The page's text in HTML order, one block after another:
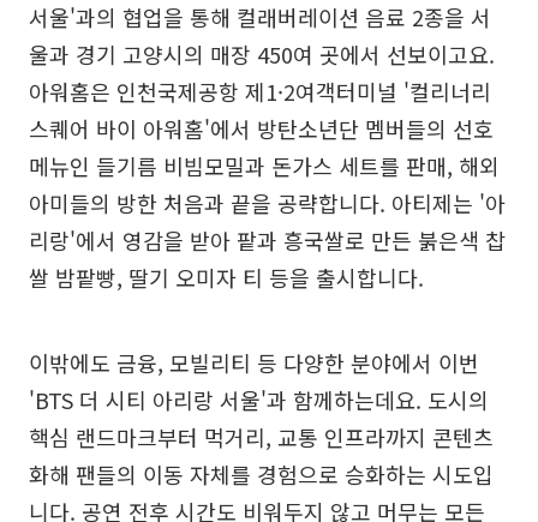
서울'과의 협업을 통해 컬래버레이션 음료 2종을 서
울과 경기 고양시의 매장 450여 곳에서 선보이고요.
아워홈은 인천국제공항 제1·2여객터미널 '컬리너리
스퀘어 바이 아워홈'에서 방탄소년단 멤버들의 선호
메뉴인 들기름 비빔모밀과 돈가스 세트를 판매, 해외
아미들의 방한 처음과 끝을 공략합니다. 아티제는 '아
리랑'에서 영감을 받아 팥과 흥국쌀로 만든 붉은색 찹
쌀 밤팥빵, 딸기 오미자 티 등을 출시합니다.
이밖에도 금융, 모빌리티 등 다양한 분야에서 이번
'BTS 더 시티 아리랑 서울'과 함께하는데요. 도시의
핵심 랜드마크부터 먹거리, 교통 인프라까지 콘텐츠
화해 팬들의 이동 자체를 경험으로 승화하는 시도입
니다. 공연 전후 시간도 비워두지 않고 머무는 모든